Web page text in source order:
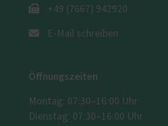
+49 (7667) 942920
E-Mail schreiben
Öffnungszeiten
Montag: 07:30–16:00 Uhr
Dienstag: 07:30–16:00 Uhr